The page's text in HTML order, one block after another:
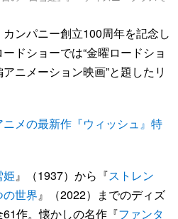
ンパニー創立100周年を記念し
ドショーでは“金曜ロードショ
ニメーション映画”と題したリ
ニメの最新作『ウィッシュ』特
姫』（1937）から『ストレン
世界』（2022）までのディズ
作。懐かしの名作『ファンタ